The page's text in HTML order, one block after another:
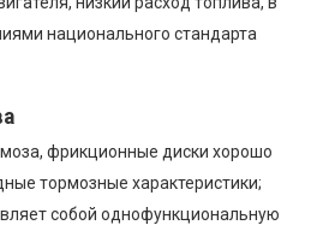
национального стандарта
фрикционные диски хорошо
тормозные характеристики;
собой однофункциональную